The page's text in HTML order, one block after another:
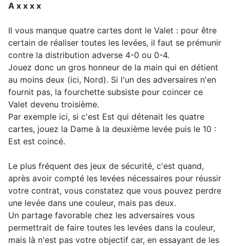
A x x x x
Il vous manque quatre cartes dont le Valet : pour être
certain de réaliser toutes les levées, il faut se prémunir
contre la distribution adverse 4-0 ou 0-4.
Jouez donc un gros honneur de la main qui en détient
au moins deux (ici, Nord). Si l'un des adversaires n'en
fournit pas, la fourchette subsiste pour coincer ce
Valet devenu troisième.
Par exemple ici, si c'est Est qui détenait les quatre
cartes, jouez la Dame à la deuxième levée puis le 10 :
Est est coincé.
Le plus fréquent des jeux de sécurité, c'est quand,
après avoir compté les levées nécessaires pour réussir
votre contrat, vous constatez que vous pouvez perdre
une levée dans une couleur, mais pas deux.
Un partage favorable chez les adversaires vous
permettrait de faire toutes les levées dans la couleur,
mais là n'est pas votre objectif car, en essayant de les